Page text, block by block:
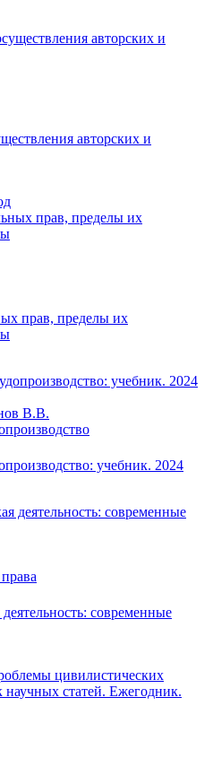
авторских и
прав, пределы их
В.В.
учебник. 2024
современные